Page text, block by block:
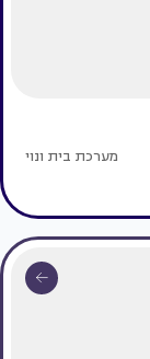
מערכת בית ונוי